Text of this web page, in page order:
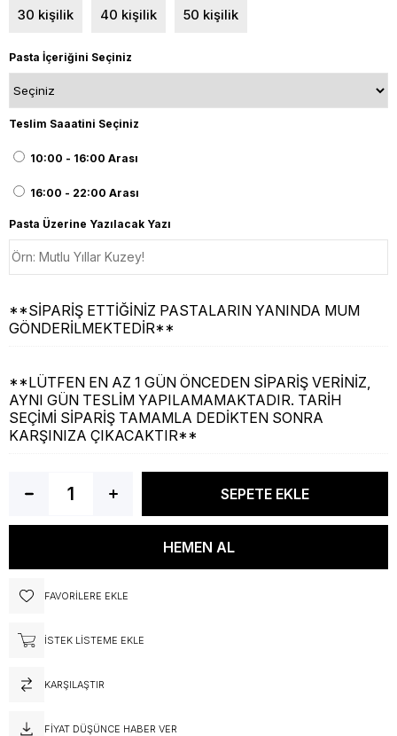
30 kişilik 40 kişilik 50 kişilik
Pasta İçeriğini Seçiniz
Teslim Saaatini Seçiniz
10:00 - 16:00 Arası
16:00 - 22:00 Arası
Pasta Üzerine Yazılacak Yazı
**SİPARİŞ ETTİĞİNİZ PASTALARIN YANINDA MUM
GÖNDERİLMEKTEDİR**
**LÜTFEN EN AZ 1 GÜN ÖNCEDEN SİPARİŞ VERİNİZ,
AYNI GÜN TESLİM YAPILAMAMAKTADIR. TARİH
SEÇİMİ SİPARİŞ TAMAMLA DEDİKTEN SONRA
KARŞINIZA ÇIKACAKTIR**
FAVORILERE EKLE
İSTEK LISTEME EKLE
KARŞILAŞTIR
FIYAT DÜŞÜNCE HABER VER